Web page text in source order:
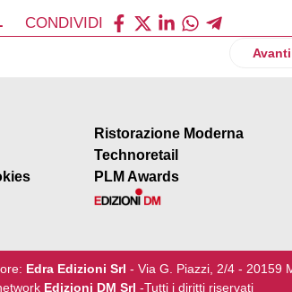
CONDIVIDI
vodka premium Avanti
Ristorazione Moderna
Technoretail
PLM Awards
Edra Edizioni Srl - Via G. Piazzi, 2/4 - 20159
Edizioni DM Srl -Tutti i diritti riservati